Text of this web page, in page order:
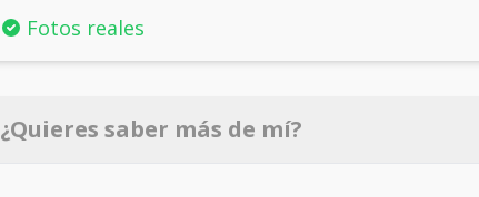
Fotos reales
¿Quieres saber más de mí?